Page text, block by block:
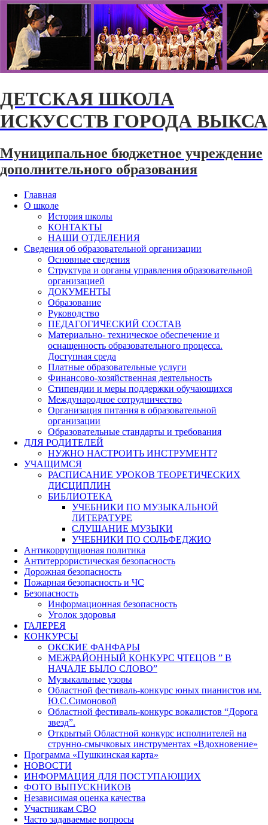
ДЕТСКАЯ ШКОЛА
ИСКУССТВ ГОРОДА ВЫКСА
Муниципальное бюджетное учреждение
дополнительного образования
Главная
О школе
История школы
КОНТАКТЫ
НАШИ ОТДЕЛЕНИЯ
Сведения об образовательной организации
Основные сведения
Структура и органы управления образовательной
организацией
ДОКУМЕНТЫ
Образование
Руководство
ПЕДАГОГИЧЕСКИЙ СОСТАВ
Материально- техническое обеспечение и
оснащенность образовательного процесса.
Доступная среда
Платные образовательные услуги
Финансово-хозяйственная деятельность
Стипендии и меры поддержки обучающихся
Международное сотрудничество
Организация питания в образовательной
организации
Образовательные стандарты и требования
ДЛЯ РОДИТЕЛЕЙ
НУЖНО НАСТРОИТЬ ИНСТРУМЕНТ?
УЧАЩИМСЯ
РАСПИСАНИЕ УРОКОВ ТЕОРЕТИЧЕСКИХ
ДИСЦИПЛИН
БИБЛИОТЕКА
УЧЕБНИКИ ПО МУЗЫКАЛЬНОЙ
ЛИТЕРАТУРЕ
СЛУШАНИЕ МУЗЫКИ
УЧЕБНИКИ ПО СОЛЬФЕДЖИО
Антикоррупционая политика
Антитеррористическая безопасность
Дорожная безопасность
Пожарная безопасность и ЧС
Безопасность
Информационная безопасность
Уголок здоровья
ГАЛЕРЕЯ
КОНКУРСЫ
ОКСКИЕ ФАНФАРЫ
МЕЖРАЙОННЫЙ КОНКУРС ЧТЕЦОВ ” В
НАЧАЛЕ БЫЛО СЛОВО”
Музыкальные узоры
Областной фестиваль-конкурс юных пианистов им.
Ю.С.Симоновой
Областной фестиваль-конкурс вокалистов “Дорога
звезд”.
Открытый Областной конкурс исполнителей на
струнно-смычковых инструментах «Вдохновение»
Программа «Пушкинская карта»
НОВОСТИ
ИНФОРМАЦИЯ ДЛЯ ПОСТУПАЮЩИХ
ФОТО ВЫПУСКНИКОВ
Независимая оценка качества
Участникам СВО
Часто задаваемые вопросы